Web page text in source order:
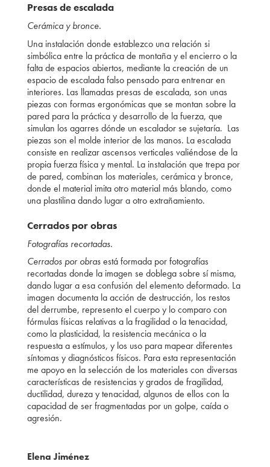
Presas de escalada
Cerámica y bronce.
Una instalación donde establezco una relación si
simbólica entre la práctica de montaña y el encierro o la
falta de espacios abiertos, mediante la creación de un
espacio de escalada falso pensado para entrenar en
interiores. Las llamadas presas de escalada, son unas
piezas con formas ergonómicas que se montan sobre la
pared para la práctica y desarrollo de la fuerza, que
simulan los agarres dónde un escalador se sujetaría. Las
piezas son el molde interior de las manos. La escalada
consiste en realizar ascensos verticales valiéndose de la
propia fuerza física y mental. La instalación que trepa por
de pared, combinan los materiales, cerámica y bronce,
donde el material imita otro material más blando, como
una plastilina dando lugar a otro extrañamiento.
Cerrados por obras
Fotografías recortadas.
Cerrados por obrasestá formada por fotografías
recortadas donde la imagen se doblega sobre sí misma,
dando lugar a esa confusión del elemento deformado. La
imagen documenta la acción de destrucción, los restos
del derrumbe, represento el cuerpo y lo comparo con
fórmulas físicas relativas a la fragilidad o la tenacidad,
como la plasticidad, la resistencia mecánica o la
respuesta a estímulos, y los uso para mapear diferentes
síntomas y diagnósticos físicos. Para esta representación
me apoyo en la selección de los materiales con diversas
características de resistencias y grados de fragilidad,
ductilidad, dureza y tenacidad, algunos de ellos con la
capacidad de ser fragmentadas por un golpe, caída o
agresión.
Elena Jiménez